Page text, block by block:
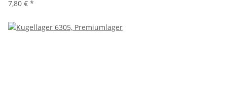
7,80 € *